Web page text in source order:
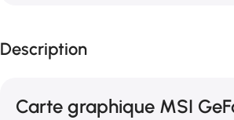
Description
Carte graphique MSI